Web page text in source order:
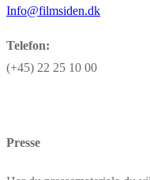
Info@filmsiden.dk
Telefon:
(+45) 22 25 10 00
Presse